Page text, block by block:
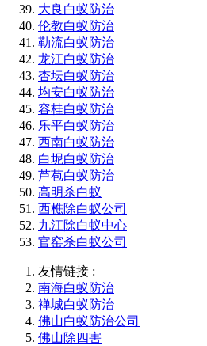
大良白蚁防治
伦教白蚁防治
勒流白蚁防治
龙江白蚁防治
杏坛白蚁防治
均安白蚁防治
容桂白蚁防治
乐平白蚁防治
西南白蚁防治
白坭白蚁防治
芦苞白蚁防治
高明杀白蚁
西樵除白蚁公司
九江除白蚁中心
官窑杀白蚁公司
友情链接 :
南海白蚁防治
禅城白蚁防治
佛山白蚁防治公司
佛山除四害